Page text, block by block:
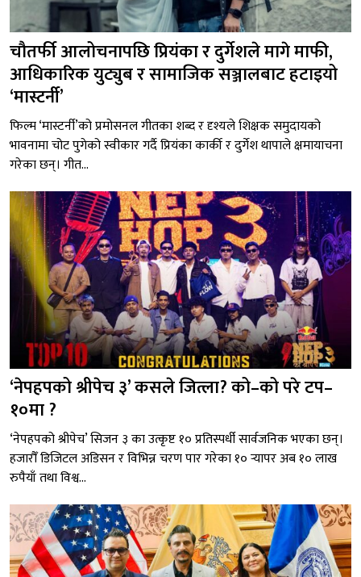
चौतर्फी आलोचनापछि प्रियंका र दुर्गेशले मागे माफी,
आधिकारिक युट्युब र सामाजिक सञ्जालबाट हटाइयो
‘मास्टर्नी’
फिल्म ‘मास्टर्नी’को प्रमोसनल गीतका शब्द र दृश्यले शिक्षक समुदायको
भावनामा चोट पुगेको स्वीकार गर्दै प्रियंका कार्की र दुर्गेश थापाले क्षमायाचना
गरेका छन्। गीत...
‘नेपहपको श्रीपेच ३’ कसले जित्ला? को–को परे टप–
१०मा ?
‘नेपहपको श्रीपेच’ सिजन ३ का उत्कृष्ट १० प्रतिस्पर्धी सार्वजनिक भएका छन्।
हजारौँ डिजिटल अडिसन र विभिन्न चरण पार गरेका १० र्‍यापर अब १० लाख
रुपैयाँ तथा विश्व...